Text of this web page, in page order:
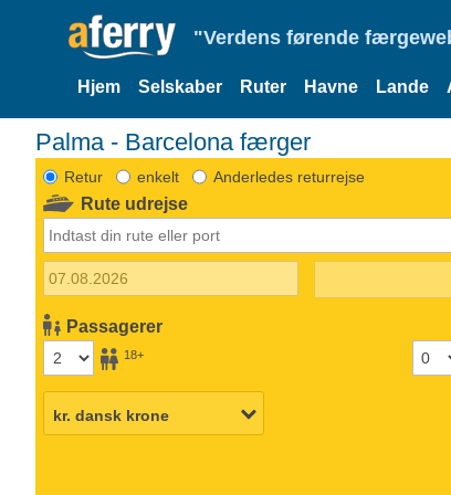
"Verdens førende
Hjem Selskaber Ruter Havne Lande
Palma - Barcelona færger
Retur enkelt Anderledes returrejse
Rute udrejse
Passagerer
18+